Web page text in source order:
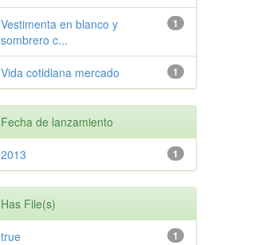
1
Vestimenta en blanco y
sombrero c...
1
Vida cotidiana mercado
Fecha de lanzamiento
1
2013
Has File(s)
1
true